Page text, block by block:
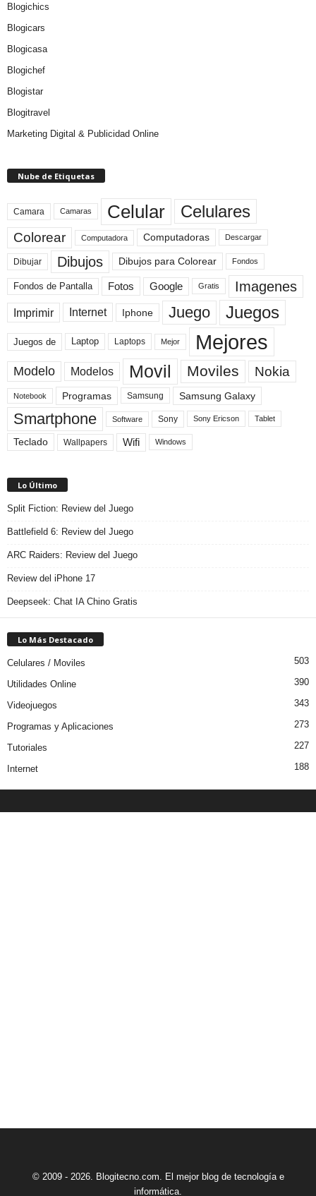
Blogichics
Blogicars
Blogicasa
Blogichef
Blogistar
Blogitravel
Marketing Digital & Publicidad Online
Nube de Etiquetas
Camara Camaras Celular Celulares
Colorear Computadora Computadoras Descargar
Dibujar Dibujos Dibujos para Colorear Fondos
Fondos de Pantalla Fotos Google Gratis Imagenes
Imprimir Internet Iphone Juego Juegos
Juegos de Laptop Laptops Mejor Mejores
Modelo Modelos Movil Moviles Nokia
Notebook Programas Samsung Samsung Galaxy
Smartphone Software Sony Sony Ericson Tablet
Teclado Wallpapers Wifi Windows
Lo Último
Split Fiction: Review del Juego
Battlefield 6: Review del Juego
ARC Raiders: Review del Juego
Review del iPhone 17
Deepseek: Chat IA Chino Gratis
Lo Más Destacado
Celulares / Moviles 503
Utilidades Online 390
Videojuegos 343
Programas y Aplicaciones 273
Tutoriales 227
Internet 188
© 2009 - 2026. Blogitecno.com. El mejor blog de tecnología e
informática.